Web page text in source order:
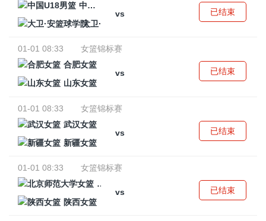
中国U18男篮
vs
大卫·安篮球学院
已结束
01-01 08:33
女篮锦标赛
合肥女篮
vs
山东女篮
已结束
01-01 08:33
女篮锦标赛
武汉女篮
vs
新疆女篮
已结束
01-01 08:33
女篮锦标赛
北京师范大学女篮
vs
陕西女篮
已结束